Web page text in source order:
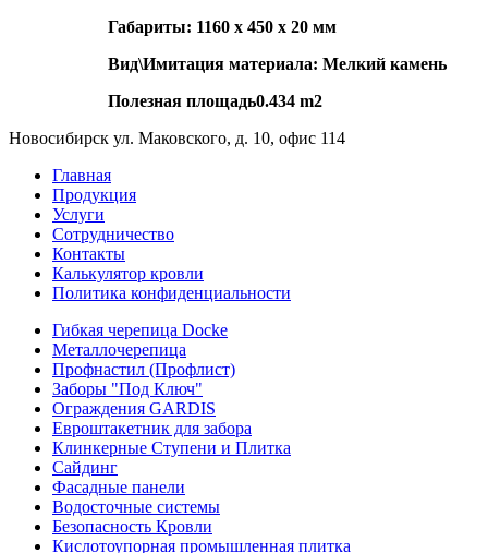
Габариты: 1160 x 450 x 20 мм
Вид\Имитация материала: Мелкий камень
Полезная площадь0.434 m2
Новосибирск ул. Маковского, д. 10, офис 114
Главная
Продукция
Услуги
Сотрудничество
Контакты
Калькулятор кровли
Политика конфиденциальности
Гибкая черепица Docke
Металлочерепица
Профнастил (Профлист)
Заборы "Под Ключ"
Ограждения GARDIS
Евроштакетник для забора
Клинкерные Ступени и Плитка
Сайдинг
Фасадные панели
Водосточные системы
Безопасность Кровли
Кислотоупорная промышленная плитка